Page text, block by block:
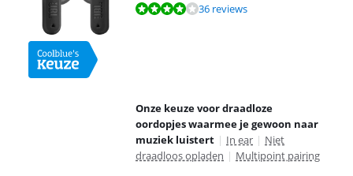
Beoordeling is 8,2 van de 10, gebaseerd op 36 reviews.
36 reviews
Onze keuze voor draadloze
oordopjes waarmee je gewoon naar
muziek luistert | In ear | Niet
draadloos opladen | Multipoint pairing